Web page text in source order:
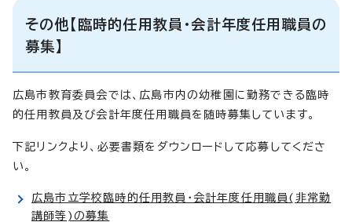
その他【臨時的任用教員・会計年度任用職員の
募集】
広島市教育委員会では、広島市内の幼稚園に勤務できる臨時
的任用教員及び会計年度任用職員を随時募集しています。
下記リンクより、必要書類をダウンロードして応募してくださ
い。
広島市立学校臨時的任用教員・会計年度任用職員(非常勤
講師等)の募集